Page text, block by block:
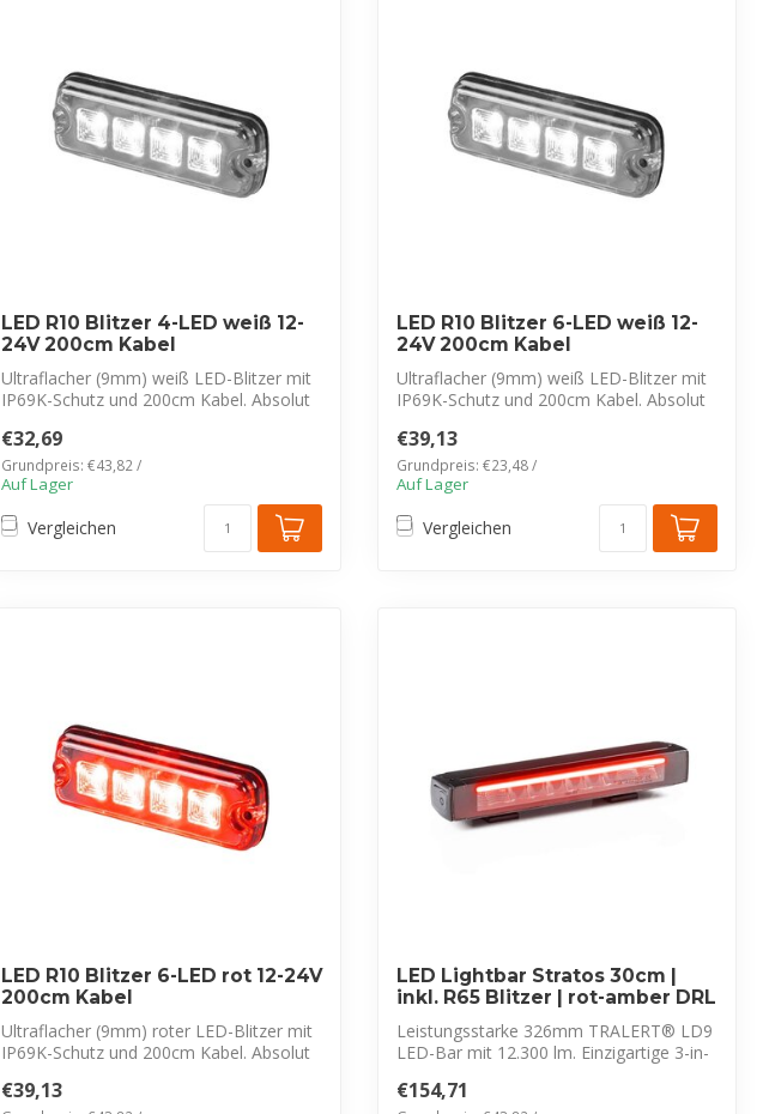
LED R10 Blitzer 4-LED weiß 12-
24V 200cm Kabel
Ultraflacher (9mm) weiß LED-Blitzer mit
IP69K-Schutz und 200cm Kabel. Absolut
€32,69
Grundpreis: €43,82 /
Auf Lager
Vergleichen
LED R10 Blitzer 6-LED weiß 12-
24V 200cm Kabel
Ultraflacher (9mm) weiß LED-Blitzer mit
IP69K-Schutz und 200cm Kabel. Absolut
€39,13
Grundpreis: €23,48 /
Auf Lager
Vergleichen
LED R10 Blitzer 6-LED rot 12-24V
200cm Kabel
Ultraflacher (9mm) roter LED-Blitzer mit
IP69K-Schutz und 200cm Kabel. Absolut
€39,13
LED Lightbar Stratos 30cm |
inkl. R65 Blitzer | rot-amber DRL
Leistungsstarke 326mm TRALERT® LD9
LED-Bar mit 12.300 lm. Einzigartige 3-in-
€154,71